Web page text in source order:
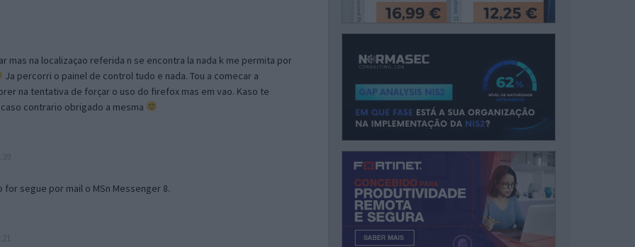
mas na localizaçao referida n se encontra la nada k me permita por
Ja percorri o painel de control tudo e nada. Tou a comecar a
na tentativa de forçar o uso do firefox mas em vao. Kaso te
contrario obrigado a mesma
for segue por mail o MSn Messenger 8.